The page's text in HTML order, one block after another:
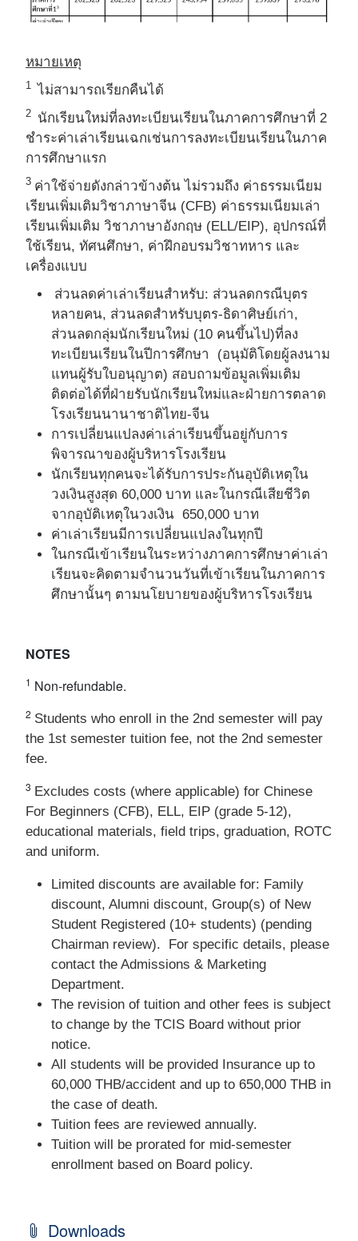
หมายเหตุ
1​ไม่สามารถเรียกคืนได้
2​ นักเรียนใหม่ที่ลงทะเบียนเรียนในภาคการศึกษาที่ 2
ชําระค่าเล่าเรียนเฉกเช่นการลงทะเบียนเรียนในภาค
การศึกษาแรก
3​ ค่าใช้จ่ายดังกล่าวข้างต้น ไม่รวมถึง ค่าธรรมเนียม
เรียนเพิ่มเติมวิชาภาษาจีน (CFB) ค่าธรรมเนียมเล่า
เรียนเพิ่มเติม วิชาภาษาอังกฤษ (ELL/EIP), อุปกรณ์ที่
ใช้เรียน, ทัศนศึกษา, ค่าฝึกอบรมวิชาทหาร และ
เครื่องแบบ
ส่วนลดค่าเล่าเรียนสําหรับ: ส่วนลดกรณีบุตร
หลายคน, ส่วนลดสําหรับบุตร-ธิดาศิษย์เก่า,
ส่วนลดกลุ่มนักเรียนใหม่ (10 คนขึ้นไป)ที่ลง
ทะเบียนเรียนในปีการศึกษา
(อนุมัติโดยผู้ลงนาม
แทนผู้รับใบอนุญาต) สอบถามข้อมูลเพิ่มเติม
ติดต่อได้ที่ฝ่ายรับนักเรียนใหม่และฝ่ายการตลาด
โรงเรียนนานาชาติไทย-จีน
การเปลี่ยนแปลงค่าเล่าเรียนขึ้นอยู่กับการ
พิจารณาของผู้บริหารโรงเรียน
นักเรียนทุกคนจะได้รับการประกันอุบัติเหตุใน
วงเงินสูงสุด 60,000 บาท และในกรณีเสียชีวิต
จากอุบัติเหตุในวงเงิน 650,000 บาท
ค่าเล่าเรียนมีการเปลี่ยนแปลงในทุกปี
ในกรณีเข้าเรียนในระหว่างภาคการศึกษาค่าเล่า
เรียนจะคิดตามจํานวนวันที่เข้าเรียนในภาคการ
ศึกษานั้นๆ ตามนโยบายของผู้บริหารโรงเรียน
NOTES
1 Non-refundable.
2 Students who enroll in the 2nd semester will pay
the 1st semester tuition fee, not the 2nd semester
fee.
3 Excludes costs (where applicable) for Chinese
For Beginners (CFB), ELL, EIP (grade 5-12),
educational materials, field trips, graduation, ROTC
and uniform.
Limited discounts are available for: Family
discount, Alumni discount, Group(s) of New
Student Registered (10+ students) (pending
Chairman review). For specific details, please
contact the Admissions & Marketing
Department.
The​ revision of tuition and other fees is subject
to change by the TCIS Board without prior
notice.
All students will be provided Insurance up to
60,000 THB/accident and up to 650,000 THB in
the case of death.
Tuition fees are reviewed annually.
Tuition will be prorated for mid-semester
enrollment based on Board policy.
Downloads